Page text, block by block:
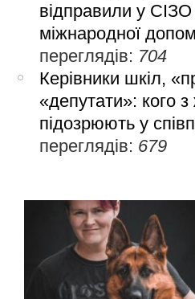
відправили у
міжнародної
переглядів: 704
Керівники шкіл,
«депутати»: кого
підозрюють у
переглядів: 679